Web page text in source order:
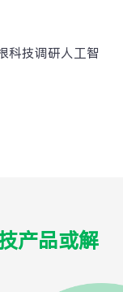
科技调研人工智
产品或解